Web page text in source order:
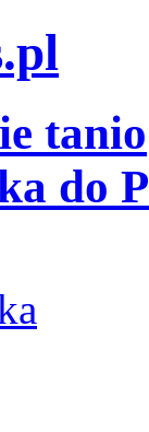
tanio
do